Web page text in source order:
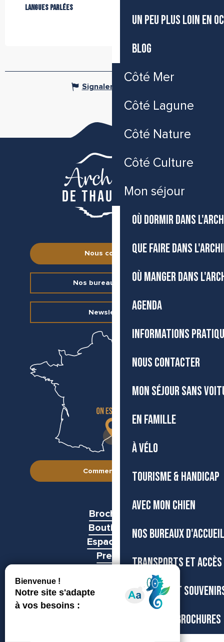
UN PEU PLUS LOIN EN
BLOG
Côté Mer
Côté Lagune
Côté Nature
Côté Culture
Mon séjour
OÙ DORMIR DANS
QUE FAIRE DANS
OÙ MANGER DANS
AGENDA
INFORMATIONS
NOUS CONTACTER
MON SÉJOUR SANS
EN FAMILLE
À VÉLO
TOURISME & HANDICAP
AVEC MON CHIEN
NOS BUREAUX D'ACCUEIL
TRANSPORTS ET ACCÈS
BOUTIQUE ET
CARTES ET BROCHURES
Langues parlées
Langues parlées
Signaler une erreur
Nous contacter
Nos bureaux d’accueil
Newsletter
Comment venir ?
Brochures
Boutiques
Espace pro
Presse